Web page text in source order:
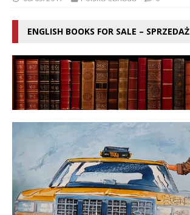
ENGLISH BOOKS FOR SALE – SPRZEDAŻ